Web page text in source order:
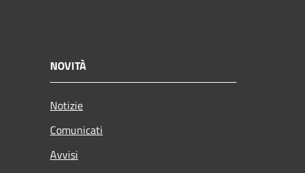
NOVITÀ
Notizie
Comunicati
Avvisi